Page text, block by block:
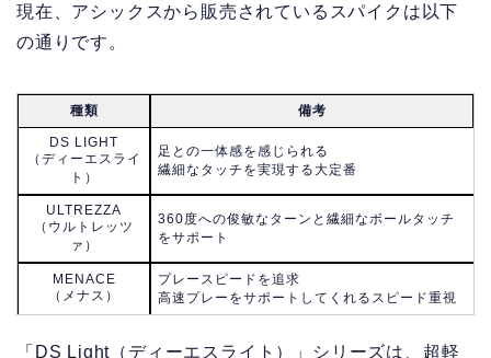
現在、アシックスから販売されているスパイクは以下
の通りです。
種類 備考
DS LIGHT
（ディーエスライ
ト）
足との一体感を感じられる
繊細なタッチを実現する大定番
ULTREZZA
（ウルトレッツ
ァ）
360度への俊敏なターンと繊細なボールタッチ
をサポート
MENACE
（メナス）
プレースピードを追求
高速プレーをサポートしてくれるスピード重視
「DS Light（ディーエスライト）」シリーズは、超軽